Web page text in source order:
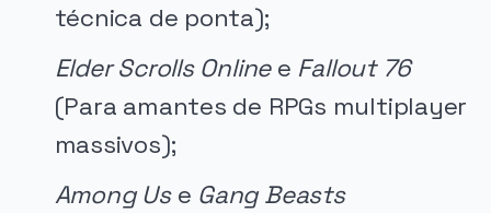
técnica de ponta);
Elder Scrolls Onlinee Fallout 76
(Para amantes de RPGs multiplayer
massivos);
Among Use Gang Beasts